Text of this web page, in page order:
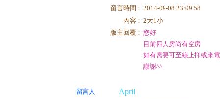
留言時間： 2014-09-08 23:09:58
內容： 2大1小
版主回覆： 您好
目前四人房尚有空房
如有需要可至線上抑或來
謝謝^^
留言人 April